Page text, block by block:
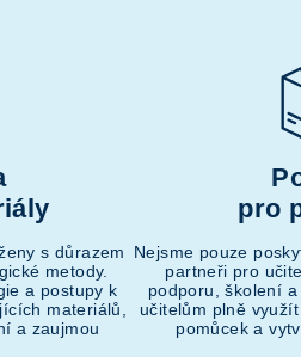
s důrazem
metody.
a postupy k
materiálů,
a zaujmou
pro
Nejsme pouze
partneři pro
podporu, školení
učitelům plně
pomůcek a